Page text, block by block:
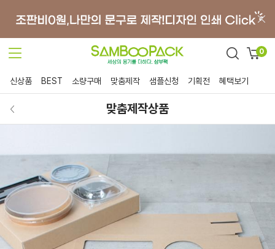
0
신상품 BEST 소량구매 맞춤제작 샘플신청 기획전 혜택보기
맞춤제작상품